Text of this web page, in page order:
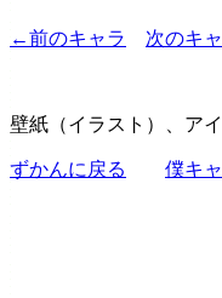
←前のキャラ 次のキ
壁紙（イラスト）、ア
ずかんに戻る 僕キ